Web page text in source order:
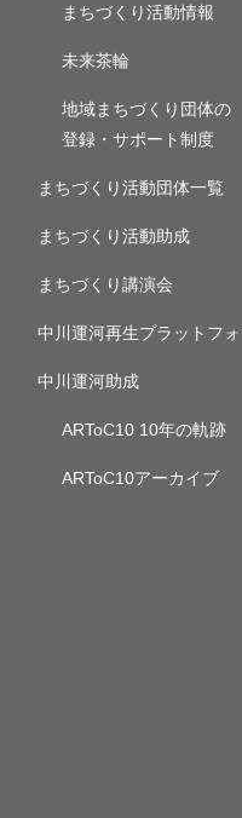
まちづくり活動情報
未来茶輪
地域まちづくり団体の
登録・サポート制度
まちづくり活動団体一覧
まちづくり活動助成
まちづくり講演会
中川運河再生プラットフ
中川運河助成
ARToC10 10年の軌跡
ARToC10アーカイブ